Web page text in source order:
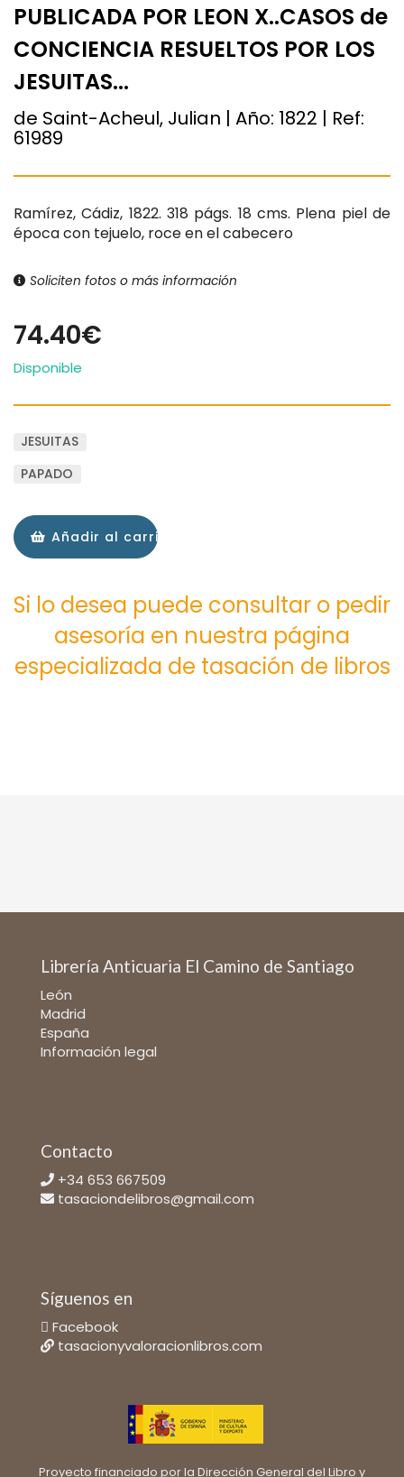
PUBLICADA POR LEON X..CASOS de
CONCIENCIA RESUELTOS POR LOS
JESUITAS...
de Saint-Acheul, Julian | Año: 1822 | Ref:
61989
Ramírez, Cádiz, 1822. 318 págs. 18 cms. Plena piel de
época con tejuelo, roce en el cabecero
Soliciten fotos o más información
74.40€
Disponible
JESUITAS
PAPADO
Añadir al carrito
Si lo desea puede consultar o pedir
asesoría en nuestra página
especializada de tasación de libros
Librería Anticuaria El Camino de Santiago
León
Madrid
España
Información legal
Contacto
+34 653 667509
tasaciondelibros@gmail.com
Síguenos en
Facebook
tasacionyvaloracionlibros.com
Proyecto financiado por la Dirección General del Libro y